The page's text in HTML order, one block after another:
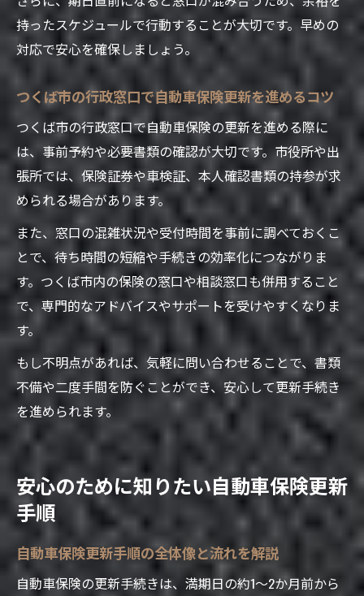
持ったスケジュールで行動することが大切です。早めの
対応で安心を確保しましょう。
つくば市の行政窓口で自動車保険更新を進めるコツ
つくば市の行政窓口で自動車保険の更新を進める際に
は、事前予約や必要書類の確認が大切です。市役所や出
張所では、保険証券や車検証、本人確認書類の持参が求
められる場合があります。
また、窓口の混雑状況や受付時間を事前に調べておくこ
とで、待ち時間の短縮や手続きの効率化につながりま
す。つくば市内の保険の窓口や相談窓口も併用すること
で、専門的なアドバイスやサポートを受けやすくなりま
す。
もし不明点があれば、気軽に問い合わせることで、書類
不備や二度手間を防ぐことができ、安心して更新手続き
を進められます。
安心のために知りたい自動車保険更新
手順
自動車保険更新手順の全体像と流れを解説
自動車保険の更新手続きは、満期日の約1～2か月前から